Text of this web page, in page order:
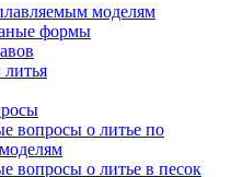
моделям
формы
вопросы о литье по
вопросы о литье в песок